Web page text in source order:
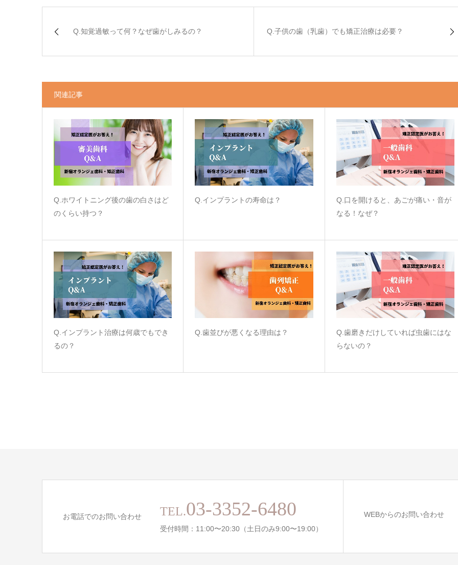
Q.知覚過敏って何？なぜ歯がしみるの？ Q.子供の歯（乳歯）でも矯正治療は必要？
関連記事
Q.ホワイトニング後の歯の白さはど
のくらい持つ？
Q.インプラントの寿命は？
Q.口を開けると、あごが痛い・音が
なる！なぜ？
Q.インプラント治療は何歳でもでき
るの？
Q.歯並びが悪くなる理由は？
Q.歯磨きだけしていれば虫歯にはな
らないの？
お電話でのお問い合わせ TEL.03-3352-6480
受付時間：11:00〜20:30（土日のみ9:00〜19:00）
WEBからのお問い合わせ